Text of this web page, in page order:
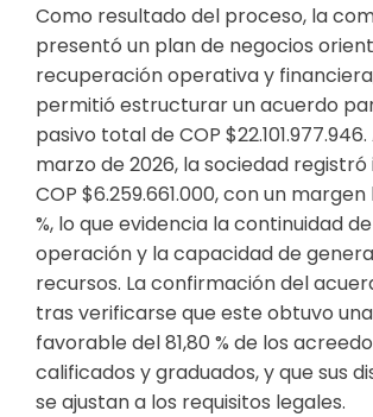
Como resultado del proceso, la
presentó un plan de negocios
recuperación operativa y
permitió estructurar un acuerdo
pasivo total de COP $22.101.977.946.
marzo de 2026, la sociedad
COP $6.259.661.000, con un
%, lo que evidencia la continuidad
operación y la capacidad de
recursos. La confirmación del
tras verificarse que este obtuvo
favorable del 81,80 % de los
calificados y graduados, y que sus
se ajustan a los requisitos legales.